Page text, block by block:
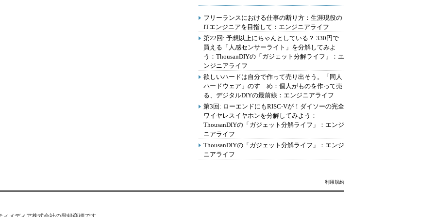
フリーランスにおける仕事の断り方：生涯現役の
ITエンジニアを目指して：エンジニアライフ
第22回: 予想以上にちゃんとしている？ 330円で
買える「人感センサーライト」を分解してみよ
う：ThousanDIYの「ガジェット分解ライフ」：エ
ンジニアライフ
欲しいハードは自分で作って売り出そう。「同人
ハードウェア」のすゝめ：個人がものを作って売
る、デジタルDIYの最前線：エンジニアライフ
第3回: ローエンドにもRISC-Vが！ダイソーの完全
ワイヤレスイヤホンを分解してみよう：
ThousanDIYの「ガジェット分解ライフ」：エンジ
ニアライフ
ThousanDIYの「ガジェット分解ライフ」：エンジ
ニアライフ
利用規約